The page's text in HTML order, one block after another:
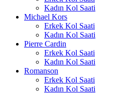
Kadın Kol Saati
Michael Kors
Erkek Kol Saati
Kadın Kol Saati
Pierre Cardin
Erkek Kol Saati
Kadın Kol Saati
Romanson
Erkek Kol Saati
Kadın Kol Saati